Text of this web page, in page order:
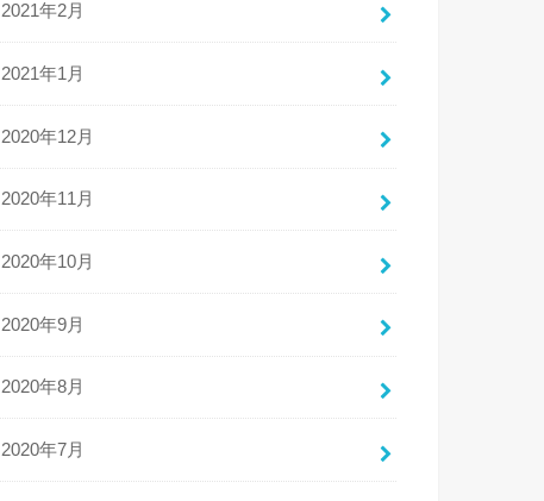
2021年2月
2021年1月
2020年12月
2020年11月
2020年10月
2020年9月
2020年8月
2020年7月